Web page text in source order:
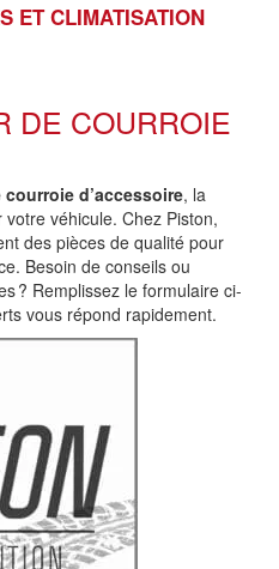
ET CLIMATISATION
DE COURROIE
d’accessoire, la
véhicule. Chez Piston,
des pièces de qualité pour
Besoin de conseils ou
? Remplissez le formulaire ci-
vous répond rapidement.